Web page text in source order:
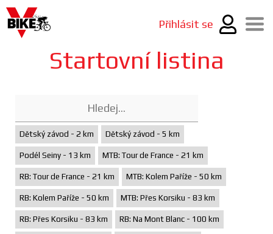
Přihlásit se
Startovní listina
Dětský závod - 2 km Dětský závod - 5 km
Podél Seiny - 13 km MTB: Tour de France - 21 km
RB: Tour de France - 21 km MTB: Kolem Paříže - 50 km
RB: Kolem Paříže - 50 km MTB: Přes Korsiku - 83 km
RB: Přes Korsiku - 83 km RB: Na Mont Blanc - 100 km